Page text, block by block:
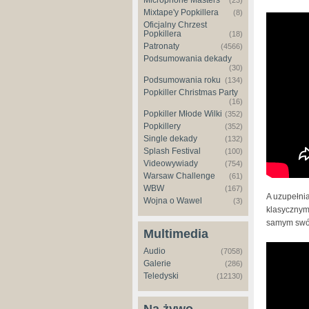
Mixtape'y Popkillera (8)
Oficjalny Chrzest
Popkillera
(18)
Patronaty (4566)
Podsumowania dekady
(30)
Podsumowania roku (134)
Popkiller Christmas Party
(16)
Popkiller Młode Wilki (352)
Popkillery (352)
Single dekady (132)
Splash Festival (100)
Videowywiady (754)
Warsaw Challenge (61)
WBW (167)
Wojna o Wawel (3)
Multimedia
Audio (7058)
Galerie (286)
Teledyski (12130)
A
samym